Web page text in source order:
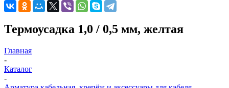
Термоусадка 1,0 / 0,5 мм, желтая
Главная
-
Каталог
-